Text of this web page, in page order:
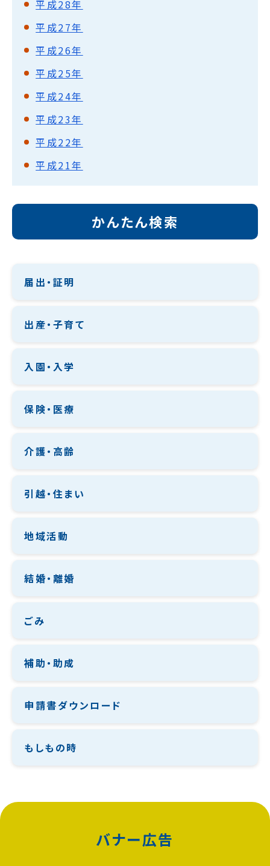
平成28年
平成27年
平成26年
平成25年
平成24年
平成23年
平成22年
平成21年
かんたん検索
届出・証明
出産・子育て
入園・入学
保険・医療
介護・高齢
引越・住まい
地域活動
結婚・離婚
ごみ
補助・助成
申請書ダウンロード
もしもの時
バナー広告